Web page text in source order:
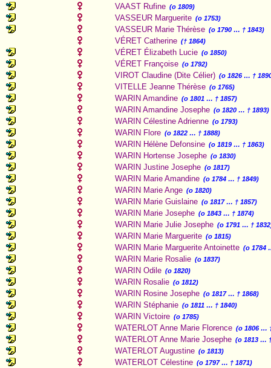
VAAST Rufine (o 1809)
VASSEUR Marguerite (o 1753)
VASSEUR Marie Thérèse (o 1790 … † 1843)
VÉRET Catherine († 1864)
VÉRET Élizabeth Lucie (o 1850)
VÉRET Françoise (o 1792)
VIROT Claudine (Dite Célier) (o 1826 … †
VITELLE Jeanne Thérèse (o 1765)
WARIN Amandine (o 1801 … † 1857)
WARIN Amandine Josephe (o 1820 … † 1893)
WARIN Célestine Adrienne (o 1793)
WARIN Flore (o 1822 … † 1888)
WARIN Hélène Defonsine (o 1819 … † 1863)
WARIN Hortense Josephe (o 1830)
WARIN Justine Josephe (o 1817)
WARIN Marie Amandine (o 1784 … † 1849)
WARIN Marie Ange (o 1820)
WARIN Marie Guislaine (o 1817 … † 1857)
WARIN Marie Josephe (o 1843 … † 1874)
WARIN Marie Julie Josephe (o 1791 … †
WARIN Marie Marguerite (o 1815)
WARIN Marie Marguerite Antoinette (o 1784
WARIN Marie Rosalie (o 1837)
WARIN Odile (o 1820)
WARIN Rosalie (o 1812)
WARIN Rosine Josephe (o 1817 … † 1868)
WARIN Stéphanie (o 1811 … † 1840)
WARIN Victoire (o 1785)
WATERLOT Anne Marie Florence (o 1806 …
WATERLOT Anne Marie Josephe (o 1813 …
WATERLOT Augustine (o 1813)
WATERLOT Célestine (o 1797 … † 1871)